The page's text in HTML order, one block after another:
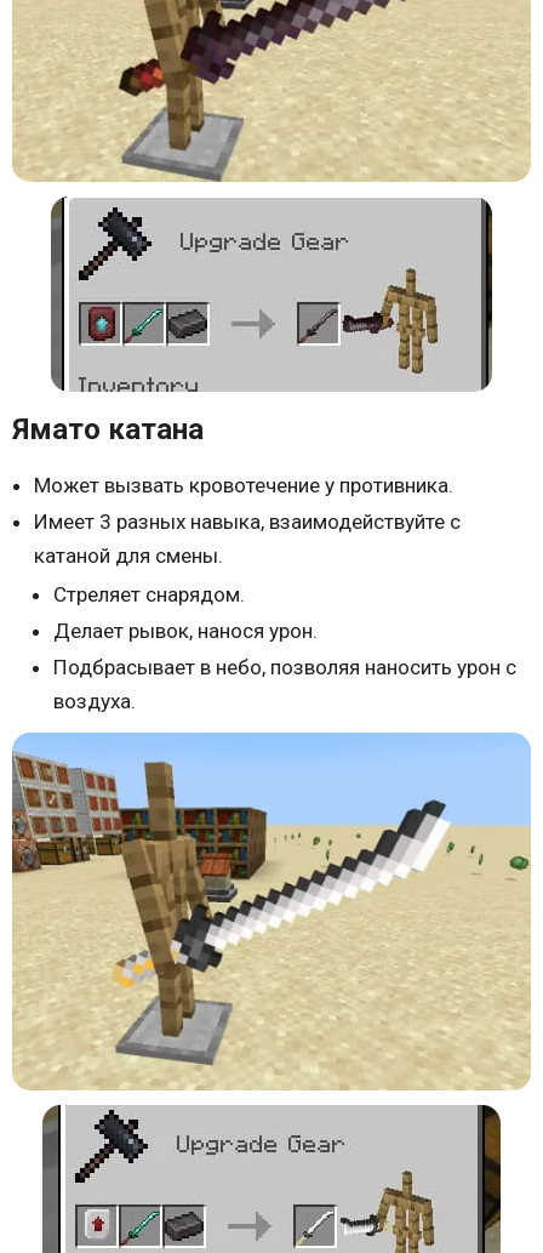
Ямато катана
Может вызвать кровотечение у противника.
Имеет 3 разных навыка, взаимодействуйте с
катаной для смены.
Стреляет снарядом.
Делает рывок, нанося урон.
Подбрасывает в небо, позволяя наносить урон с
воздуха.